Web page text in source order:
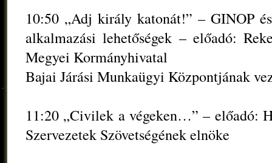
10:50 „Adj király katonát!” – GINOP
alkalmazási lehetőségek – előadó:
Megyei Kormányhivatal
Bajai Járási Munkaügyi Központjának
11:20 „Civilek a végeken…” – előadó:
Szervezetek Szövetségének elnöke